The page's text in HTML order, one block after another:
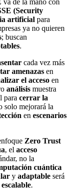
va de la mano con
(Security
artificial para
ya no quieren
; buscan
.
cada vez más
amenazas en
el acceso en
análisis muestra
para cerrar la
solo mejorará la
en escenarios
Zero Trust
, el acceso
no la
cuántica
y adaptable será
escalable.